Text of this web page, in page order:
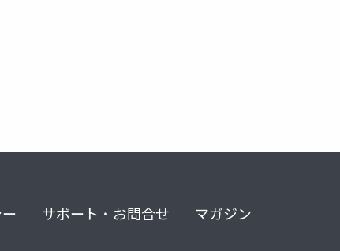
サポート・お問合せ マガジン